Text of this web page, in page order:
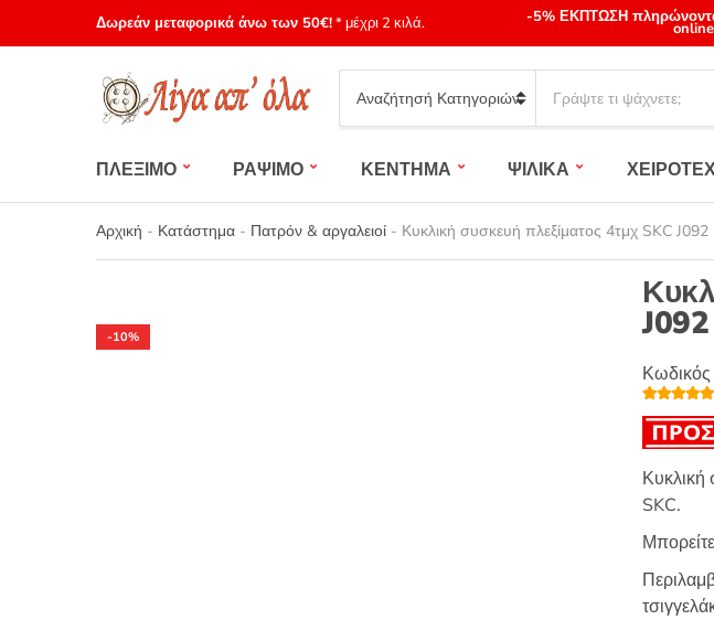
Δωρεάν μεταφορικά άνω των 50€!* μέχρι 2 κιλά. -5% ΕΚΠΤΩΣΗ
Category
name
a
c
h
p
ΠΛΕΞΙΜΟ ΡΑΨΙΜΟ ΚΕΝΤΗΜΑ ΨΙΛΙΚΑ
Αρχική - Κατάστημα - Πατρόν & αργαλειοί - Κυκλική συσκευή πλεξίματος 4τμχ SKC J092
-10% J092
Κωδικός
Βαθμολογή
θηκε με
από 5 με
βάση
1
πελάτη
Κυκλική
SKC.